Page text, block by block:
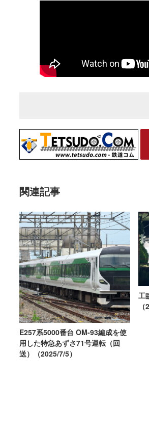
関連記事
E257系5000番台 OM-93編成を使
用した特急あずさ71号運転（回
送）（2025/7/5）
工